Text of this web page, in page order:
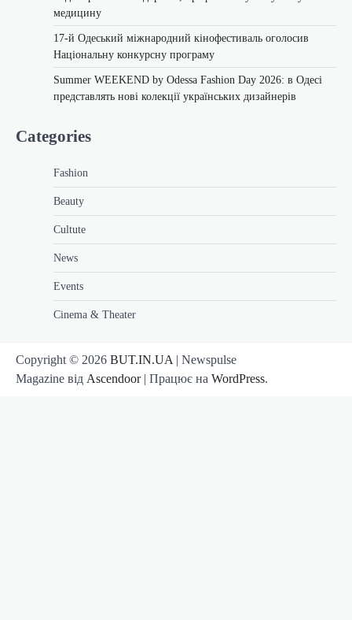
медицину
17-й Одеський міжнародний кінофестиваль оголосив
Національну конкурсну програму
Summer WEEKEND by Odessa Fashion Day 2026: в Одесі
представлять нові колекції українських дизайнерів
Categories
Fashion
Beauty
Cultute
News
Events
Cinema & Theater
Copyright © 2026 BUT.IN.UA | Newspulse
Magazine від Ascendoor| Працює на WordPress.